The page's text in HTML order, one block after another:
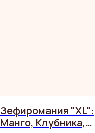
Зефиромания "XL":
Манго, Клубника,